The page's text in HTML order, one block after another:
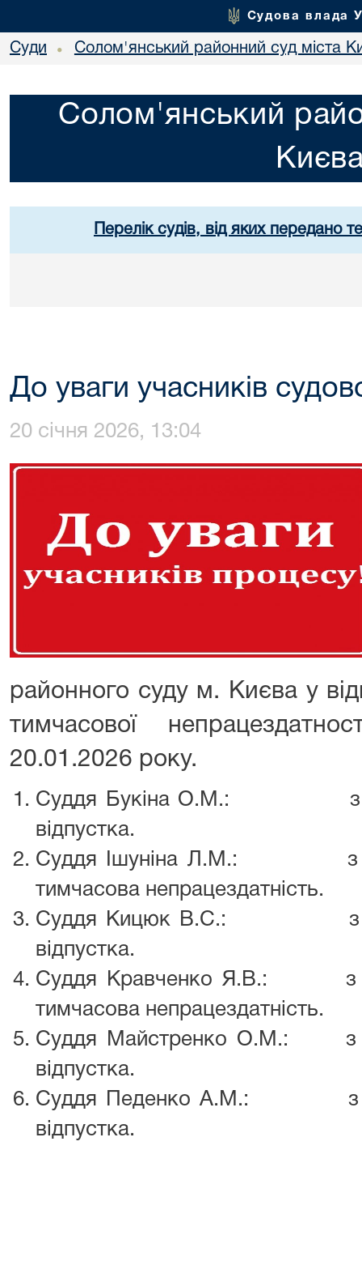
Судова влада
Суди • Солом'янський районний суд міста
Солом'янський
Перелік судів, від яких передано
До уваги учасників
20 січня 2026, 13:04
районного суду м. Києва у
тимчасової
20.01.2026 року.
Суддя Букіна О.М.: з
відпустка.
Суддя Ішуніна Л.М.: з
тимчасова непрацездатність.
Суддя Кицюк В.С.: з
відпустка.
Суддя Кравченко Я.В.: з
тимчасова непрацездатність.
Суддя Майстренко О.М.: з
відпустка.
Суддя Педенко А.М.: з
відпустка.